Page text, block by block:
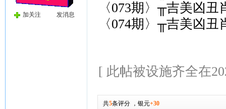
加关注 发消息
〈073期〉╥吉美凶
〈074期〉╥吉美凶
[ 此帖被设施齐全在
共5条评分， 银元+30